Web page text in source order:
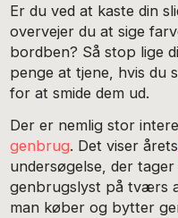
Er du ved at kaste din
overvejer du at sige
bordben? Så stop lige
penge at tjene, hvis du
for at smide dem ud.
Der er nemlig stor
genbrug. Det viser
undersøgelse, der
genbrugslyst på tværs
man køber og bytter